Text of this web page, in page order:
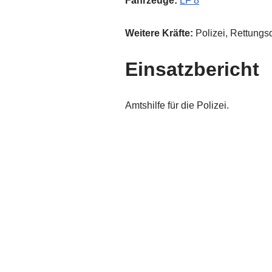
Weitere Kräfte: Polizei,
Einsatzbericht
Amtshilfe für die Polizei.